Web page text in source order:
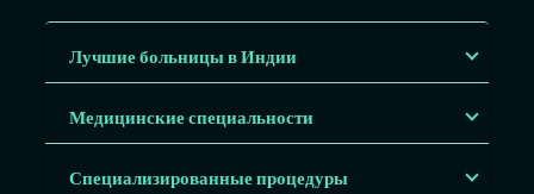
Лучшие больницы в Индии
Медицинские специальности
Специализированные процедуры